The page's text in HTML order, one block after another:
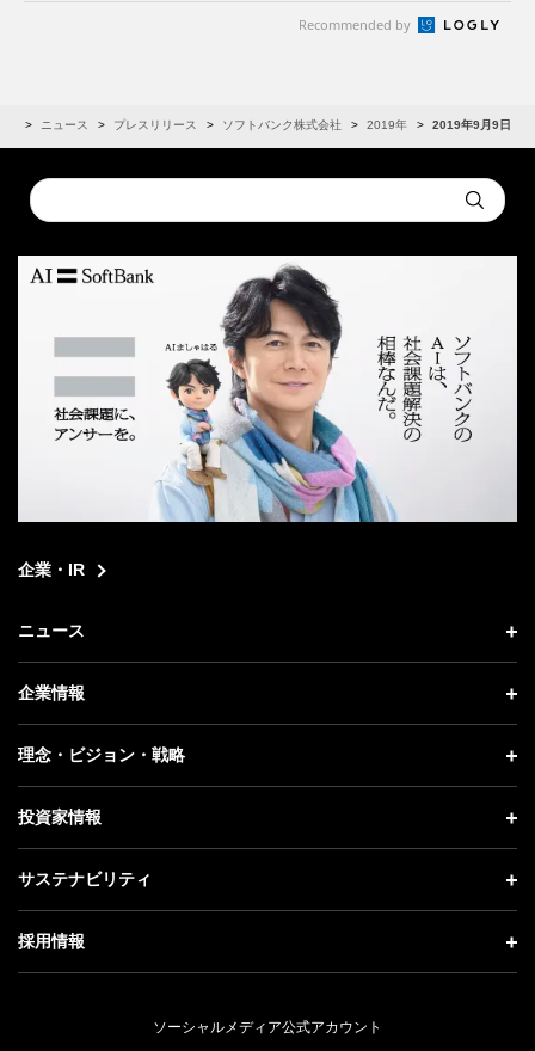
Recommended by
ニュース プレスリリース ソフトバンク株式会社 2019年 2019年9月9日
Conduct
a
Submit
企業・IR
ニュース
ニュース トップ
プレスリリース
更新情報
記者説明会
企業情報
企業情報 トップ
社長メッセージ
事業紹介
ガバナンス
理念・ビジョン・戦略
理念・ビジョン・戦略 トップ
成長戦略「Activate AI for Society」
人材戦略
投資家情報
投資家情報 トップ
経営方針
サステナビリティ
サステナビリティ トップ
トップメッセージ
ESG方針・体制
採用情報
ソーシャルメディア公式アカウント